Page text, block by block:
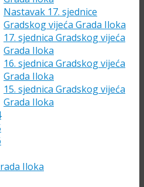
Nastavak 17. sjednice
Gradskog vijeća Grada Iloka
17. sjednica Gradskog vijeća
Grada Iloka
16. sjednica Gradskog vijeća
Grada Iloka
15. sjednica Gradskog vijeća
Grada Iloka
Iloka